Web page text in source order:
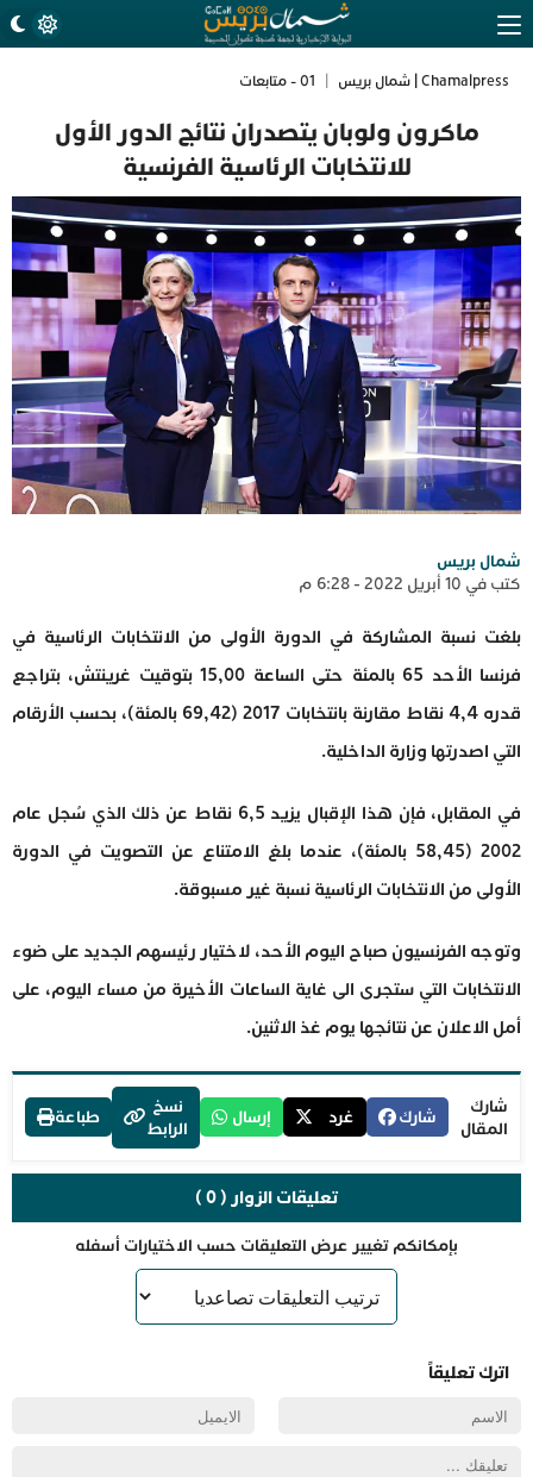
Chamalpress | شمال بريس 01 - متابعات
ماكرون ولوبان يتصدران نتائج الدور الأول
للانتخابات الرئاسية الفرنسية
شمال بريس
كتب في 10 أبريل 2022 - 6:28 م
بلغت نسبة المشاركة في الدورة الأولى من الانتخابات الرئاسية في
فرنسا الأحد 65 بالمئة حتى الساعة 15,00 بتوقيت غرينتش، بتراجع
قدره 4,4 نقاط مقارنة بانتخابات 2017 (69,42 بالمئة)، بحسب الأرقام
التي اصدرتها وزارة الداخلية.
في المقابل، فإن هذا الإقبال يزيد 6,5 نقاط عن ذلك الذي سُجل عام
2002 (58,45 بالمئة)، عندما بلغ الامتناع عن التصويت في الدورة
الأولى من الانتخابات الرئاسية نسبة غير مسبوقة.
وتوجه الفرنسيون صباح اليوم الأحد، لاختيار رئيسهم الجديد على ضوء
الانتخابات التي ستجرى الى غاية الساعات الأخيرة من مساء اليوم، على
أمل الاعلان عن نتائجها يوم غذ الاثنين.
شارك
المقال
شارك غرد إرسال
نسخ
الرابط
طباعة
تعليقات الزوار ( 0 )
بإمكانكم تغيير عرض التعليقات حسب الاختيارات أسفله
اترك تعليقاً